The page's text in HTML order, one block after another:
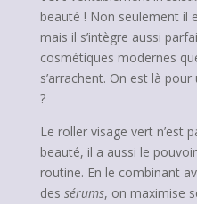
beauté ! Non seulement il
mais il s’intègre aussi
cosmétiques modernes
s’arrachent. On est là
?
Le roller visage vert n’est
beauté, il a aussi le
routine. En le combinant
des sérums, on maximise